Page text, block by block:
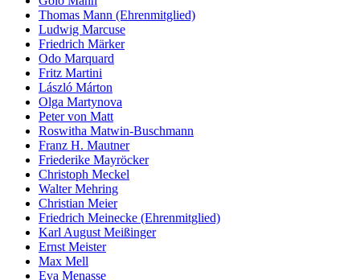
Thomas Mann (Ehrenmitglied)
Ludwig Marcuse
Friedrich Märker
Odo Marquard
Fritz Martini
László Márton
Olga Martynova
Peter von Matt
Roswitha Matwin-Buschmann
Franz H. Mautner
Friederike Mayröcker
Christoph Meckel
Walter Mehring
Christian Meier
Friedrich Meinecke (Ehrenmitglied)
Karl August Meißinger
Ernst Meister
Max Mell
Eva Menasse